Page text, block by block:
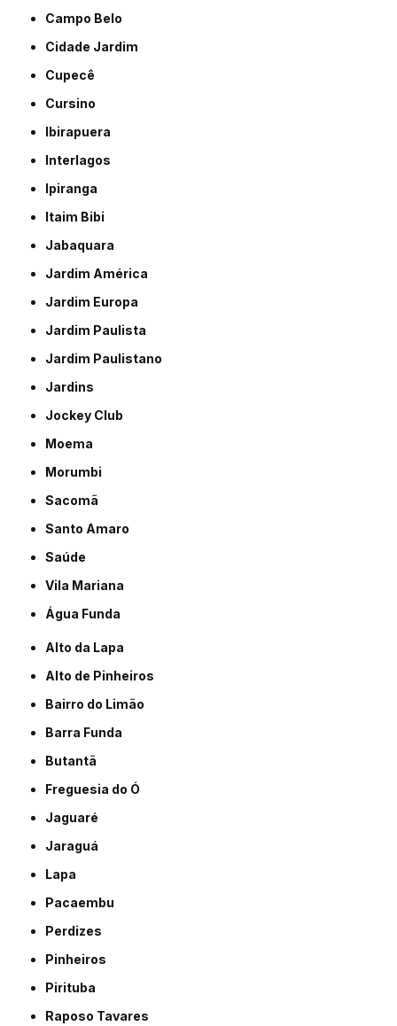
Campo Belo
Cidade Jardim
Cupecê
Cursino
Ibirapuera
Interlagos
Ipiranga
Itaim Bibi
Jabaquara
Jardim América
Jardim Europa
Jardim Paulista
Jardim Paulistano
Jardins
Jockey Club
Moema
Morumbi
Sacomã
Santo Amaro
Saúde
Vila Mariana
Água Funda
Alto da Lapa
Alto de Pinheiros
Bairro do Limão
Barra Funda
Butantã
Freguesia do Ó
Jaguaré
Jaraguá
Lapa
Pacaembu
Perdizes
Pinheiros
Pirituba
Raposo Tavares